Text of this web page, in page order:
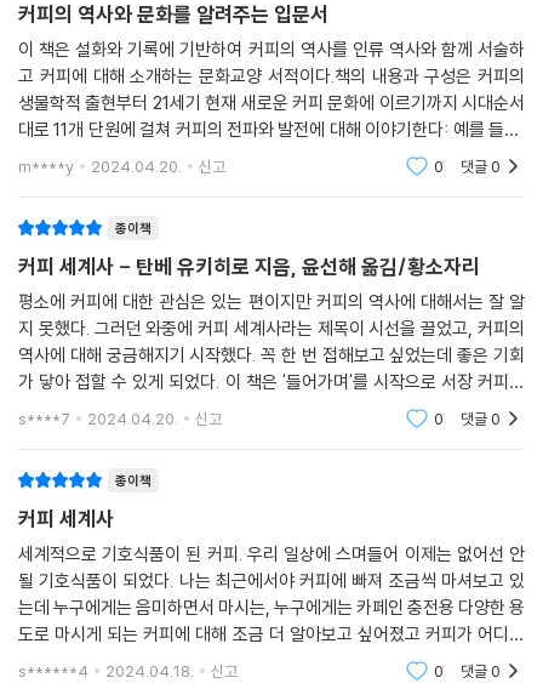
커피의 역사와 문화를 알려주는 입문서
이 책은 설화와 기록에 기반하여 커피의 역사를 인류 역사와 함께 서술하
고 커피에 대해 소개하는 문화교양 서적이다.책의 내용과 구성은 커피의
생물학적 출현부터 21세기 현재 새로운 커피 문화에 이르기까지 시대순서
대로 11개 단원에 걸쳐 커피의 전파와 발전에 대해 이야기한다: 예를 들면,
-오늘날 우리가 즐기는 열매 중심의 커피는 실상 600년이 채 안된 비교적
젊은 전통에 불과
m****y 2024.04.20. 신고 0 댓글0
종이책
커피 세계사 - 탄베 유키히로 지음, 윤선해 옮김/황소자리
평소에 커피에 대한 관심은 있는 편이지만 커피의 역사에 대해서는 잘 알
지 못했다. 그러던 와중에 커피 세계사라는 제목이 시선을 끌었고, 커피의
역사에 대해 궁금해지기 시작했다. 꼭 한 번 접해보고 싶었는데 좋은 기회
가 닿아 접할 수 있게 되었다. 이 책은 '들어가며'를 시작으로 서장 커피의
기초지식, 1장 커피 이전 역사, 2장 커피, 시작의 이야기, 3장 이슬람 세계
s****7 2024.04.20. 신고 0 댓글0
종이책
커피 세계사
세계적으로 기호식품이 된 커피. 우리 일상에 스며들어 이제는 없어선 안
될 기호식품이 되었다. 나는 최근에서야 커피에 빠져 조금씩 마셔보고 있
는데 누구에게는 음미하면서 마시는, 누구에게는 카페인 충전용 다양한 용
도로 마시게 되는 커피에 대해 조금 더 알아보고 싶어졌고 커피가 어디서
부터 시작됐는지, 어느 나라에서 생산되는지 다양한 커피에 관한 방대한
s******4 2024.04.18. 신고 0 댓글0